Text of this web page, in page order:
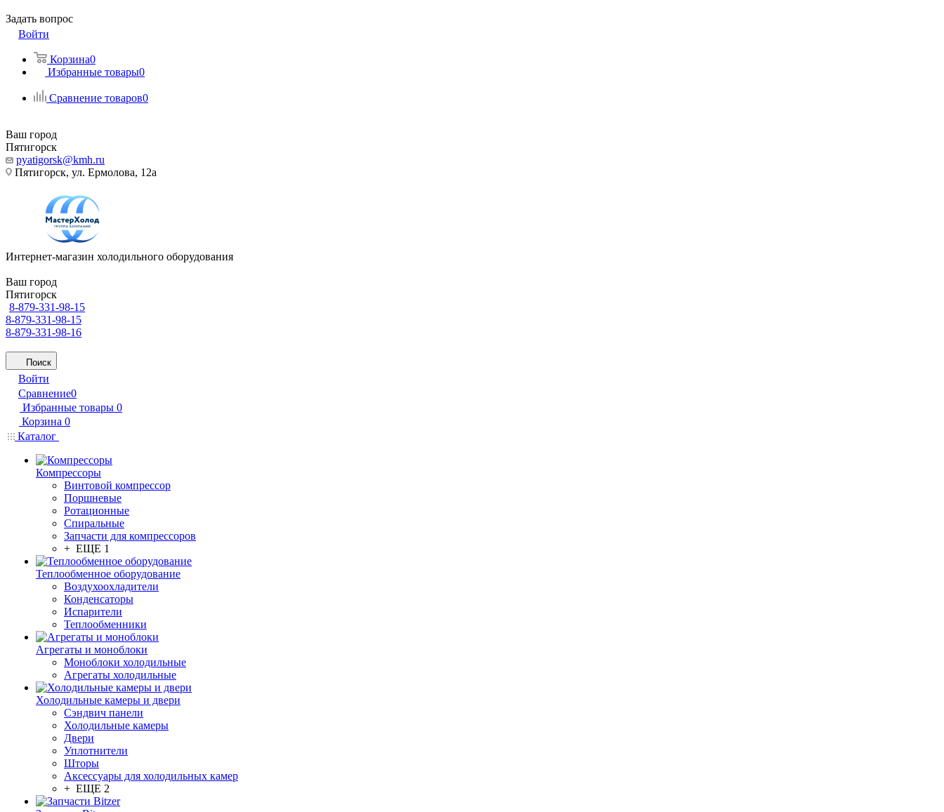
Задать вопрос
Войти
Корзина0
Избранные товары0
Сравнение товаров0
Ваш город
Пятигорск
pyatigorsk@kmh.ru
Пятигорск, ул. Ермолова, 12а
Интернет-магазин холодильного оборудования
Ваш город
Пятигорск
8-879-331-98-15
8-879-331-98-15
8-879-331-98-16
Поиск
Войти
Сравнение0
Избранные товары 0
Корзина 0
Каталог
Компрессоры
Винтовой компрессор
Поршневые
Ротационные
Спиральные
Запчасти для компрессоров
+ ЕЩЕ 1
Теплообменное оборудование
Воздухоохладители
Конденсаторы
Испарители
Теплообменники
Агрегаты и моноблоки
Моноблоки холодильные
Агрегаты холодильные
Холодильные камеры и двери
Сэндвич панели
Холодильные камеры
Двери
Уплотнители
Шторы
Аксессуары для холодильных камер
+ ЕЩЕ 2